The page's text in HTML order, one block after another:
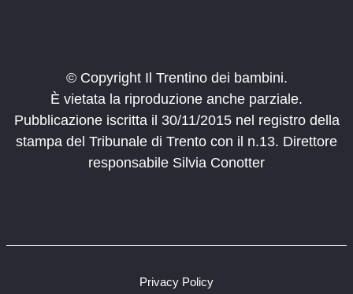
© Copyright Il Trentino dei bambini.
È vietata la riproduzione anche parziale.
Pubblicazione iscritta il 30/11/2015 nel registro della
stampa del Tribunale di Trento con il n.13. Direttore
responsabile Silvia Conotter
Privacy Policy